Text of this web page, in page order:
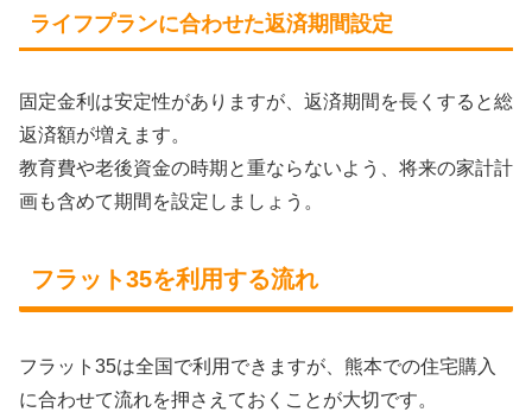
ライフプランに合わせた返済期間設定
固定金利は安定性がありますが、返済期間を長くすると総
返済額が増えます。
教育費や老後資金の時期と重ならないよう、将来の家計計
画も含めて期間を設定しましょう。
フラット35を利用する流れ
フラット35は全国で利用できますが、熊本での住宅購入
に合わせて流れを押さえておくことが大切です。